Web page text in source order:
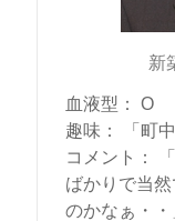
新
血液型 ：
O
趣味 ：
「町
コメント
：
ばかりで当
のかなぁ・